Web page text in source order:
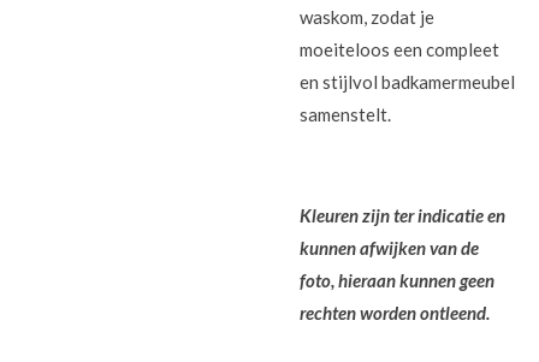
waskom, zodat je
moeiteloos een compleet
en stijlvol badkamermeubel
samenstelt.
Kleuren zijn ter indicatie en
kunnen afwijken van de
foto, hieraan kunnen geen
rechten worden ontleend.